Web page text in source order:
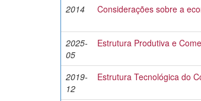
2014 Considerações sobre a
2025-
05
Estrutura Produtiva e
2019-
12
Estrutura Tecnológica do